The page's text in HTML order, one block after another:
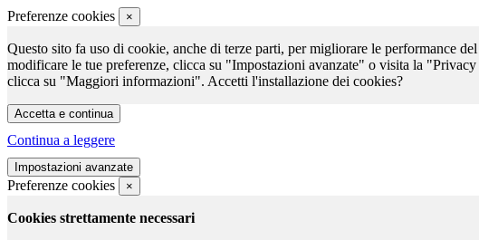
Preferenze cookies ×
Questo sito fa uso di cookie, anche di terze parti, per migliorare le performance
modificare le tue preferenze, clicca su "Impostazioni avanzate" o visita la
clicca su "Maggiori informazioni". Accetti l'installazione dei cookies?
Continua a leggere
Preferenze cookies ×
Cookies strettamente necessari